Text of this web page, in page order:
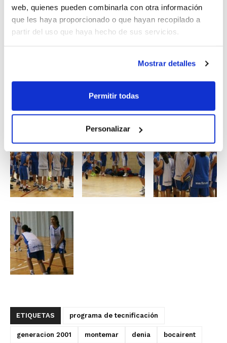
web, quienes pueden combinarla con otra información
que les haya proporcionado o que hayan recopilado a
partir del uso que haya hecho de sus servicios.
Mostrar detalles
Permitir todas
Personalizar
GENERACIÓN DEL 2000
tambén entrenará este domingo. Lo hará
en elPabellón El Quint de Mislatade 12
ETIQUETAS programa de tecnificación
generacion 2001 montemar denia bocairent